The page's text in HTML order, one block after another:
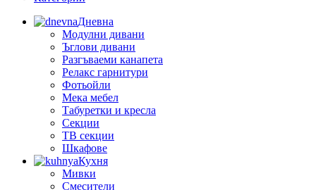
Дневна
Модулни дивани
Ъглови дивани
Разгъваеми канапета
Релакс гарнитури
Фотьойли
Мека мебел
Табуретки и кресла
Секции
ТВ секции
Шкафове
Кухня
Мивки
Смесители